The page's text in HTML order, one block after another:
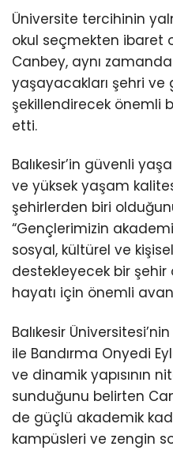
Üniversite tercihinin
okul seçmekten ibaret
Canbey, aynı
yaşayacakları şehri ve
şekillendirecek önemli
etti.
Balıkesir’in güvenli
ve yüksek yaşam
şehirlerden biri
“Gençlerimizin
sosyal, kültürel ve
destekleyecek bir şehir
hayatı için önemli
Balıkesir
ile Bandırma Onyedi
ve dinamik yapısının
sunduğunu belirten
de güçlü akademik
kampüsleri ve zengin